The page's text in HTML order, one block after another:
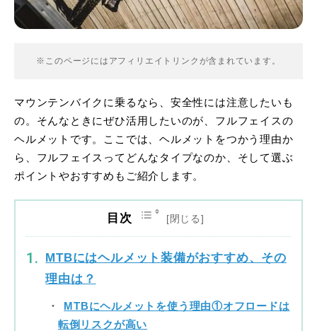
※このページにはアフィリエイトリンクが含まれています。
マウンテンバイクに乗るなら、安全性には注意したいも
の。そんなときにぜひ活用したいのが、フルフェイスの
ヘルメットです。ここでは、ヘルメットをつかう理由か
ら、フルフェイスってどんなタイプなのか、そして選ぶ
ポイントやおすすめもご紹介します。
目次
MTBにはヘルメット装備がおすすめ、その
理由は？
MTBにヘルメットを使う理由①オフロードは
転倒リスクが高い